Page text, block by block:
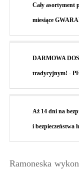
Cały asortyment
miesiące
DARMOWA
tradycyjnym! -
Aż 14 dni na
i bezpieczeństwa
Ramoneska